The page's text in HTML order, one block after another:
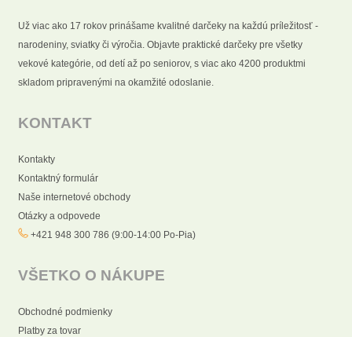
Už viac ako 17 rokov prinášame kvalitné darčeky na každú príležitosť -
narodeniny, sviatky či výročia. Objavte praktické darčeky pre všetky
vekové kategórie, od detí až po seniorov, s viac ako 4200 produktmi
skladom pripravenými na okamžité odoslanie.
KONTAKT
Kontakty
Kontaktný formulár
Naše internetové obchody
Otázky a odpovede
+421 948 300 786 (9:00-14:00 Po-Pia)
VŠETKO O NÁKUPE
Obchodné podmienky
Platby za tovar